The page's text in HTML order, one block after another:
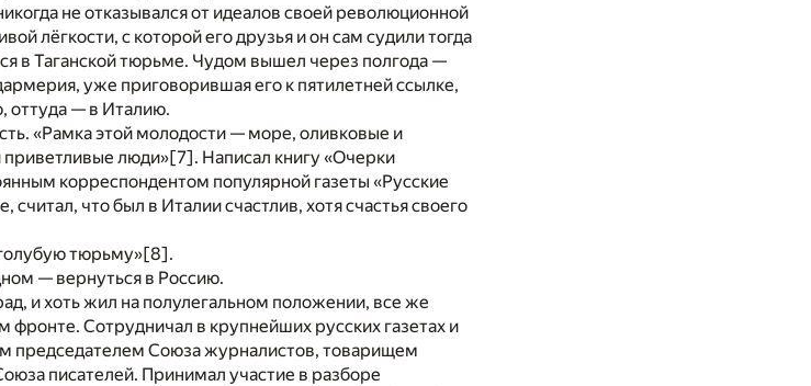
не отказывался от идеалов своей революционной
лёгкости, с которой его друзья и он сам судили тогда
в Таганской тюрьме. Чудом вышел через полгода —
уже приговорившая его к пятилетней ссылке,
оттуда — в Италию.
«Рамка этой молодости — море, оливковые и
люди»[7]. Написал книгу «Очерки
корреспондентом популярной газеты «Русские
что был в Италии счастлив, хотя счастья своего
тюрьму»[8].
— вернуться в Россию.
и хоть жил на полулегальном положении, все же
Сотрудничал в крупнейших русских газетах и
председателем Союза журналистов, товарищем
писателей. Принимал участие в разборе